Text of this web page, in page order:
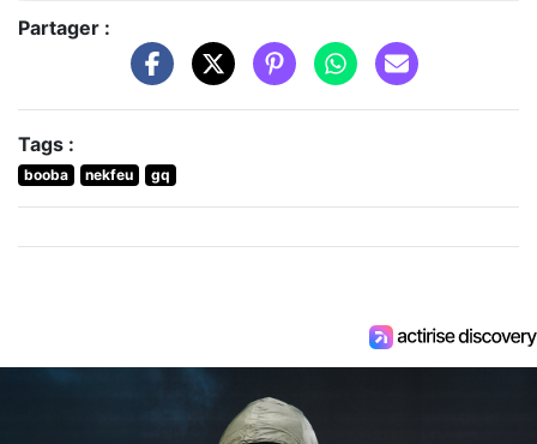
Partager :
Tags :
booba nekfeu gq